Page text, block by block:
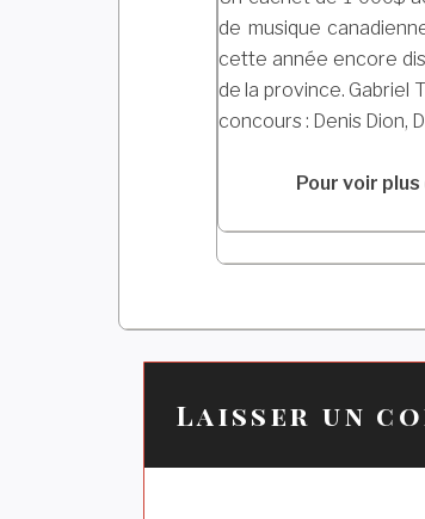
de musique
cette année encore
de la province. Gabriel
concours : Denis Dion,
Pour voir
Laisser un